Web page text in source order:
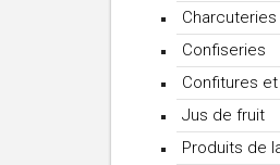
Charcuteries
Confiseries
Confitures
Jus de fruit
Produits de